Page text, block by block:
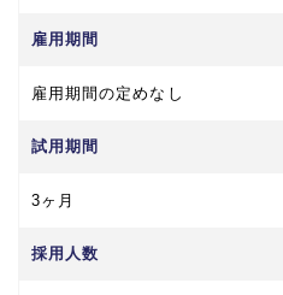
雇用期間
雇用期間の定めなし
試用期間
3ヶ月
採用人数